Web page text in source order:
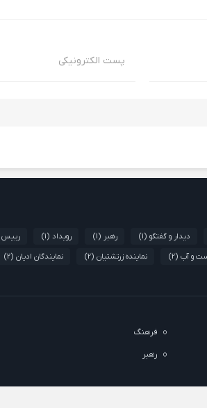
پست الکترونیکی
دیدار و گفتگو (1) رهبر (1) رویداد (1) رییس
و آب (2) نماینده زرتشتیان (2) نمایندگان ادیان (2)
فرهنگ
رهبر